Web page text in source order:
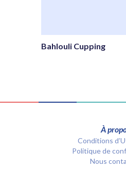
Bahlouli Cupping
À
Conditions
Politique de
Nous